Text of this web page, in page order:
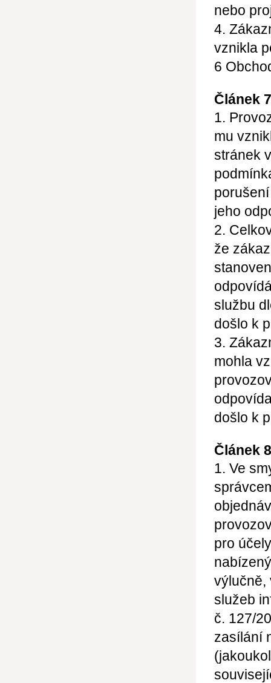
nebo
4.
vznikla
6
Článek
1.
mu
stránek
jeho
2.
že
službu
došlo k
3.
mohla
došlo k
Článek
1. Ve
pro
výlučně,
služeb
č. 127/
zasílání